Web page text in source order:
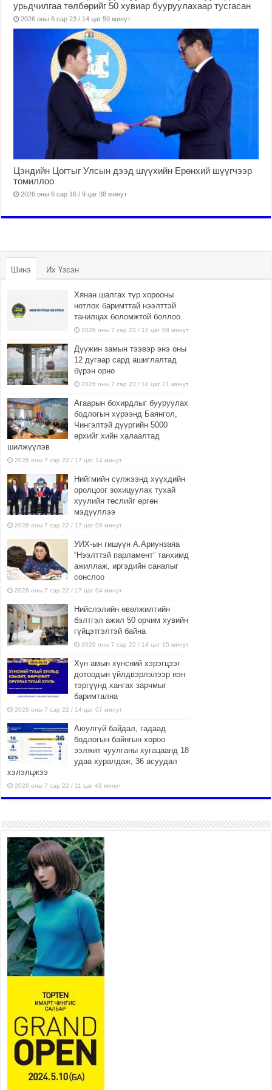
урьдчилгаа төлбөрийг 50 хувиар бууруулахаар тусгасан
2026 оны 6 сар 23 / 14 цаг 59 минут
Цэндийн Цогтыг Улсын дээд шүүхийн Ерөнхий шүүгчээр
томиллоо
2026 оны 6 сар 16 / 9 цаг 38 минут
Шинэ Их Үзсэн
Хянан шалгах түр хорооны
нотлох баримттай нээлттэй
танилцах боломжтой боллоо.
2026 оны 7 сар 23 / 15 цаг 58 минут
Дүүжин замын тээвэр энэ оны
12 дугаар сард ашиглалтад
бүрэн орно
2026 оны 7 сар 23 / 10 цаг 21 минут
Агаарын бохирдлыг бууруулах
бодлогын хүрээнд Баянгол,
Чингэлтэй дүүргийн 5000
өрхийг хийн халаалтад
шилжүүлэв
2026 оны 7 сар 22 / 17 цаг 14 минут
Нийгмийн сүлжээнд хүүхдийн
оролцоог зохицуулах тухай
хуулийн төслийг өргөн
мэдүүллээ
2026 оны 7 сар 22 / 17 цаг 09 минут
УИХ-ын гишүүн А.Ариунзаяа
“Нээлттэй парламент” танхимд
ажиллаж, иргэдийн саналыг
сонслоо
2026 оны 7 сар 22 / 17 цаг 04 минут
Нийслэлийн өвөлжилтийн
бэлтгэл ажил 50 орчим хувийн
гүйцэтгэлтэй байна
2026 оны 7 сар 22 / 14 цаг 15 минут
Хүн амын хүнсний хэрэгцээг
дотоодын үйлдвэрлэлээр нэн
тэргүүнд хангах зарчмыг
баримтална
2026 оны 7 сар 22 / 14 цаг 07 минут
Аюулгүй байдал, гадаад
бодлогын байнгын хороо
ээлжит чуулганы хугацаанд 18
удаа хуралдаж, 36 асуудал
хэлэлцжээ
2026 оны 7 сар 22 / 11 цаг 43 минут
боломжтой-Хүүхэд хөгжүүлэх
төв” байгуулах төсөлд төр,
хувийн хэвшлийн түншлэлийн хүрээнд хамтран
ажиллахыг урьж байна
2026 оны 7 сар 22 / 9 цаг 28 минут
Б.Пүрэвдагва: “Урт цагаан”-ыг
залуучууд чөлөөт цагаа
өнгөрүүлдэг, жуулчид зорьж
ирдэг цэг болгоно
2026 оны 7 сар 21 / 16 цаг 47 минут
Тусгай замын автобус /BRT/ төслийн удирдах
хорооны ээлжит хуралдаан боллоо
Ерөнхий сайд Н.Учрал БНХАУ-аас Монгол Улсад
суугаа Элчин сайд Шэнь Миньжюанийг хүлээн
авч уулзав
2026 оны 7 сар 21 / 16 цаг 39 минут
БҮГД НАЙРАМДАХ ТАЖИКИСТАН УЛСТАЙ
ЭДИЙН ЗАСГИЙН ХАМТЫН АЖИЛЛАГААГ
ӨРГӨЖҮҮЛНЭ